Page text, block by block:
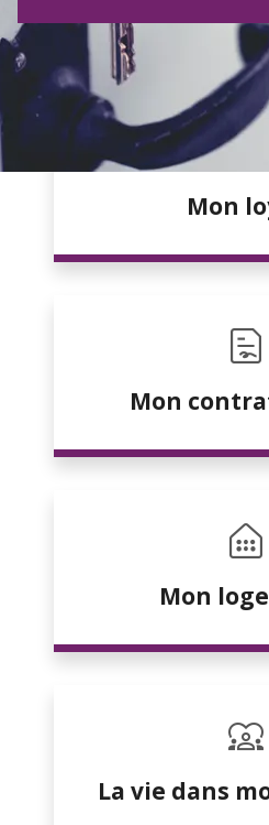
Mon
Mon
Mon
La vie dans